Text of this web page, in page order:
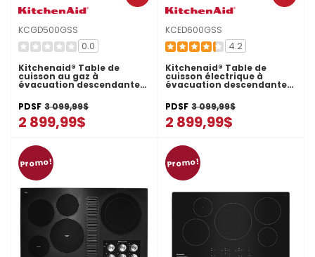
KCGD500GSS
0.0
Kitchenaid® Table de
cuisson au gaz à
évacuation descendante
KCGD500GSS
PDSF 3 099,99$
2 899,99$
KCED600GSS
4.2
Kitchenaid® Table de
cuisson électrique à
évacuation descendante
KCED600GSS
PDSF 3 099,99$
2 899,99$
Promo! Promo!